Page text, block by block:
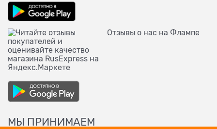
Отзывы о нас на Флампе
МЫ ПРИНИМАЕМ